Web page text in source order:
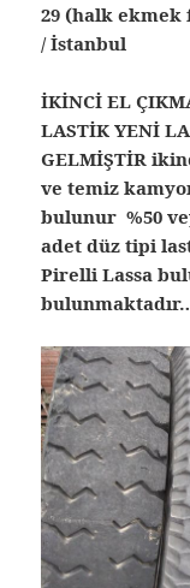
29 (halk ekmek
/ İstanbul
İKİNCİ EL
LASTİK YENİ
GELMİŞTİR
ve temiz
bulunur %50
adet düz tipi
Pirelli Lassa